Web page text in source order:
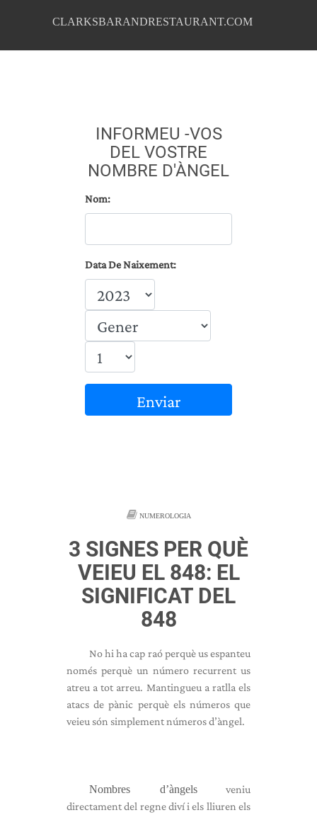
CLARKSBARANDRESTAURANT.COM
INFORMEU -VOS
DEL VOSTRE
NOMBRE D'ÀNGEL
Nom:
Data De Naixement:
Enviar
NUMEROLOGIA
3 SIGNES PER QUÈ
VEIEU EL 848: EL
SIGNIFICAT DEL
848
No hi ha cap raó perquè us espanteu
només perquè un número recurrent us
atreu a tot arreu. Mantingueu a ratlla els
atacs de pànic perquè els números que
veieu són simplement números d’àngel.
Nombres d’àngelsveniu
directament del regne diví i els lliuren els